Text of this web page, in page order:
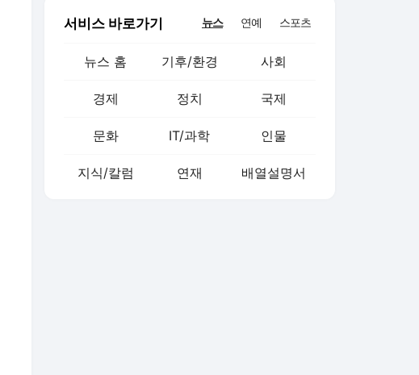
서비스 바로가기 뉴스 연예 스포츠
뉴스 홈 기후/환경 사회
경제 정치 국제
문화 IT/과학 인물
지식/칼럼 연재 배열설명서